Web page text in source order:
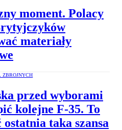
moment. Polacy
materiały
ZBROJNYCH
przed wyborami
kolejne F-35. To
ostatnia taka szansa